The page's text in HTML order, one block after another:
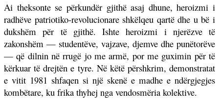
Ai theksonte se përkundër gjithë asaj dhune, heroizmi i
radhëve patriotiko-revolucionare shkëlqeu qartë dhe u bë i
dukshëm për të gjithë. Ishte heroizmi i njerëzve të
zakonshëm — studentëve, vajzave, djemve dhe punëtorëve
— që dilnin në rrugë jo me armë, por me guximin për të
kërkuar të drejtën e tyre. Në këtë përshkrim, demonstratat
e vitit 1981 shfaqen si një skenë e madhe e ndërgjegjes
kombëtare, ku frika thyhej nga vendosmëria kolektive.